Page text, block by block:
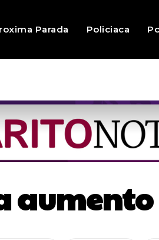
Parada Policiaca